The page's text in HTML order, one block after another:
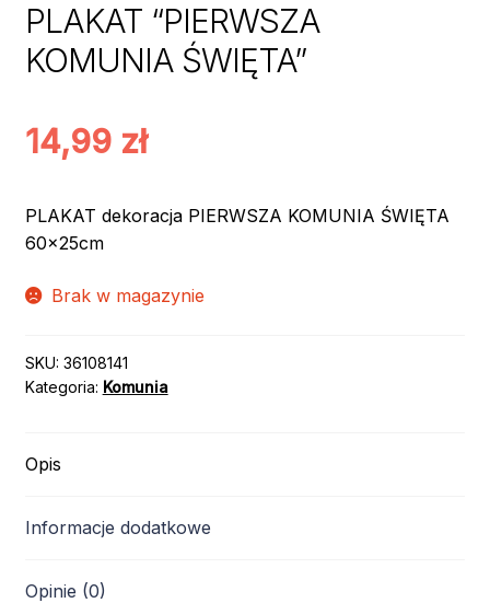
PLAKAT “PIERWSZA
KOMUNIA ŚWIĘTA”
14,99 zł
PLAKAT dekoracja PIERWSZA KOMUNIA ŚWIĘTA
60x25cm
Brak w magazynie
SKU: 36108141
Kategoria: Komunia
Opis
Informacje dodatkowe
Opinie (0)